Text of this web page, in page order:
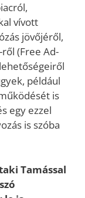
vívott
jövőjéről,
(Free Ad-
például
is
egy ezzel
is szóba
Tamással